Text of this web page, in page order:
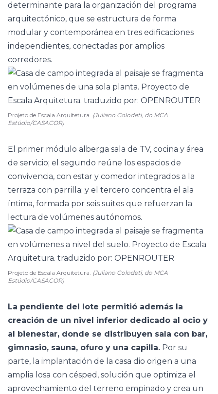
determinante para la organización del programa
arquitectónico, que se estructura de forma
modular y contemporánea en tres edificaciones
independientes, conectadas por amplios
corredores.
Projeto de Escala Arquitetura. (Juliano Colodeti, do MCA
Estúdio/CASACOR)
El primer módulo alberga sala de TV, cocina y área
de servicio; el segundo reúne los espacios de
convivencia, con estar y comedor integrados a la
terraza con parrilla; y el tercero concentra el ala
íntima, formada por seis suites que refuerzan la
lectura de volúmenes autónomos.
Projeto de Escala Arquitetura. (Juliano Colodeti, do MCA
Estúdio/CASACOR)
La pendiente del lote permitió además la
creación de un nivel inferior dedicado al ocio y
al bienestar, donde se distribuyen sala con bar,
gimnasio, sauna, ofuro y una capilla. Por su
parte, la implantación de la casa dio origen a una
amplia losa con césped, solución que optimiza el
aprovechamiento del terreno empinado y crea un